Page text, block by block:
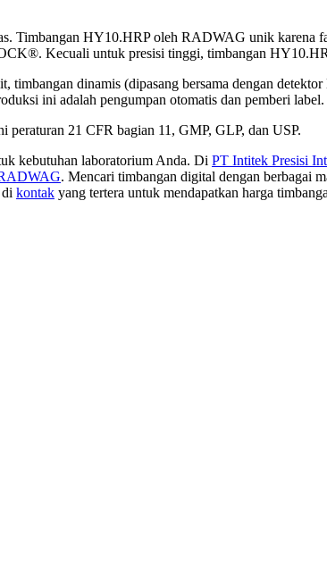
Timbangan HY10.HRP oleh RADWAG unik karena
Kecuali untuk presisi tinggi, timbangan
timbangan dinamis (dipasang bersama dengan
ini adalah pengumpan otomatis dan pemberi label.
peraturan 21 CFR bagian 11, GMP, GLP, dan USP.
kebutuhan laboratorium Anda. Di PT Intitek Presisi
. Mencari timbangan digital dengan berbagai
kontak yang tertera untuk mendapatkan harga